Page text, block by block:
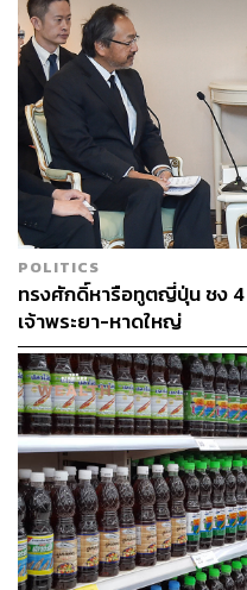
“สทนช. ตระหนักถึงความ
ส่วนได้ส่วนเสีย ทั้งในภาค
ควบคุม ดูแล ทั้งในระดับก
ปฏิบัติงาน รวมทั้งกลุ่มผู้ใช้
โครงการ ดังนั้น การประชุ
ทุกภาคส่วนจะได้รับทราบข้
รวมทั้งจะได้แสดงความคิด
ประโยชน์ต่อการดำเนินกา
ความคิดเห็น และข้อเสนอ
พิจารณาประกอบการปรับป
และเป็นไปได้ในทางปฏิบัติ
จะดำเนินการจัดประชุมก
เพื่อให้ได้มาซึ่งเกณฑ์การจั
กำหนดโครงสร้างราคาน้ำ
รอง ในหมวด 4 การจัดสร
เป็นที่ยอมรับ ผ่านกระบวน
ทำให้การบริหารจัดการทรั
เป็นระบบ เกิดประโยชน์กั
เทียม ซึ่งจะมีผลบังคับใช้ใน
ตามวัตถุประสงค์ของพระ
POLITICS
ทรงศักดิ์หารือทูตญี่ปุ่น ชง
เจ้าพระยา-หาดใหญ่